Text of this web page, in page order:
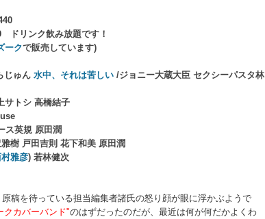
リンク飲み放題です！
ークで販売しています)
じゅん 水中、それは苦しい /ジョニー大蔵大臣 セクシーパスタ林
トシ 高橋結子
ス英規 原田潤
樹 戸田吉則 花下和美 原田潤
雅彦) 若林健次
稿を待っている担当編集者諸氏の怒り顔が眼に浮かぶようで
クカバーバンド"のはずだったのだが、最近は何が何だかよくわ